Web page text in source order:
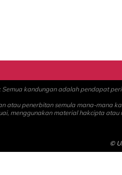
Semua kandungan adalah pendapat
atau penerbitan semula mana-mana
menggunakan material hakcipta
©